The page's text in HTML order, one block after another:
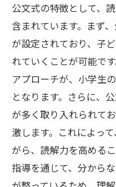
公文式の特徴として、
含まれています。まず
が設定されており、子
れていくことが可能で
アプローチが、小学生
となります。さらに、
が多く取り入れられて
激します。これによっ
がら、読解力を高める
指導を通じて、分から